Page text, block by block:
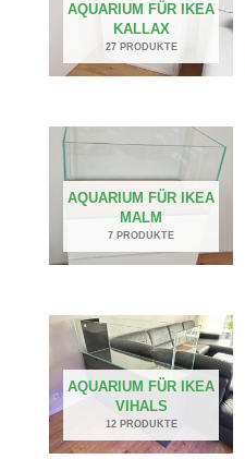
AQUARIUM FÜR IKEA
KALLAX
27 PRODUKTE
AQUARIUM FÜR IKEA
MALM
7 PRODUKTE
AQUARIUM FÜR IKEA
VIHALS
12 PRODUKTE